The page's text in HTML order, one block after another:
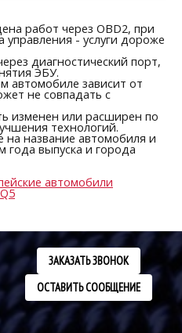
работ через OBD2, при
- услуги дороже
диагностический порт,
ЭБУ.
автомобиле зависит от
не совпадать с
изменен или расширен по
технологий.
на название автомобиля и
года выпуска и города
автомобили
ЗАКАЗАТЬ ЗВОНОК
ОСТАВИТЬ СООБЩЕНИЕ